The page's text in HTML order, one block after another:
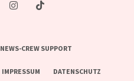
NEWS-CREW SUPPORT
IMPRESSUM DATENSCHUTZ